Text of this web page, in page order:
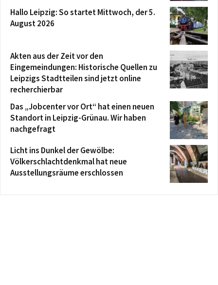
Hallo Leipzig: So startet Mittwoch, der 5.
August 2026
Akten aus der Zeit vor den
Eingemeindungen: Historische Quellen zu
Leipzigs Stadtteilen sind jetzt online
recherchierbar
Das „Jobcenter vor Ort“ hat einen neuen
Standort in Leipzig-Grünau. Wir haben
nachgefragt
Licht ins Dunkel der Gewölbe:
Völkerschlachtdenkmal hat neue
Ausstellungsräume erschlossen